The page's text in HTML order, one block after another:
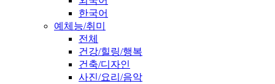
한국어
예체능/취미
전체
건강/힐링/행복
건축/디자인
사진/요리/음악